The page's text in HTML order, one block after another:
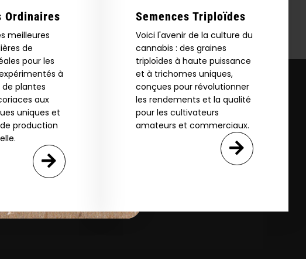
Ordinaires
meilleures
de
pour les
à
plantes
aux
uniques et
production
Semences Triploïdes
Voici l'avenir de la culture du
cannabis : des graines
triploïdes à haute puissance
et à trichomes uniques,
conçues pour révolutionner
les rendements et la qualité
pour les cultivateurs
amateurs et commerciaux.
for
18